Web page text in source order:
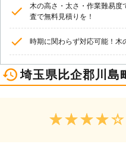
木の高さ・太さ・作業難易
査で無料見積りを！
時期に関わらず対応可能！木
埼玉県比企郡川島
★★★★★